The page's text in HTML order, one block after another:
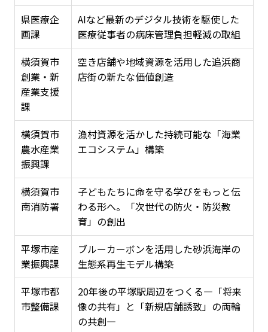
県医療企
画課
AIなど最新のデジタル技術を駆使した
医療従事者の病床管理負担軽減の取組
横須賀市
創業・新
産業支援
課
空き店舗や地域資源を活用した追浜商
店街の新たな価値創造
横須賀市
農水産業
振興課
漁村資源を活かした持続可能な「海業
エコシステム」構築
横須賀市
南消防署
子どもたちに命を守る学びをもっと伝
わる形へ。「次世代の防火・防災教
育」の創出
平塚市産
業振興課
ブルーカーボンを活用した砂浜海岸の
生態系再生モデル構築
平塚市都
市整備課
20年後の平塚駅周辺をつくる―「将来
像の共有」と「新規店舗誘致」の両輪
の共創―